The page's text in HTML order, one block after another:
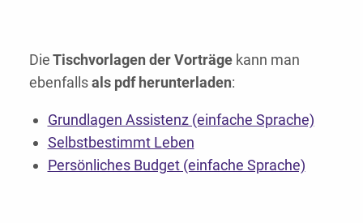
DieTischvorlagen der Vorträge kann man
ebenfallsals pdf herunterladen:
Grundlagen Assistenz (einfache Sprache)
Selbstbestimmt Leben
Persönliches Budget (einfache Sprache)